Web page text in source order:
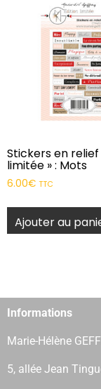
Stickers en relief
limitée » : Mots
6.00€ TTC
Ajouter au
Informations
Marie-Hélène
5, allée Jean